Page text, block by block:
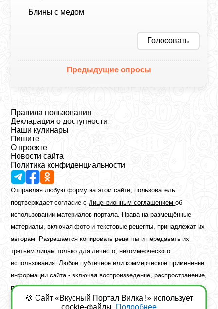
Блины с медом
Голосовать
Предыдущие опросы
Правила пользования
Декларация о доступности
Наши кулинары
Пишите
О проекте
Новости сайта
Политика конфиденциальности
Отправляя любую форму на этом сайте, пользователь
подтверждает согласие сЛицензионным соглашениемоб
использовании материалов портала. Права на размещённые
материалы, включая фото и текстовые рецепты, принадлежат их
авторам. Разрешается копировать рецепты и передавать их
третьим лицам только для личного, некоммерческого
использования. Любое публичное или коммерческое применение
информации сайта - включая воспроизведение, распространение,
публикацию или обработку - возможно лишь при наличии
предварительного письменного разрешения правообладателя.
🍪 Сайт «Вкусный Портал Вилка !» использует
cookie-файлы. Подробнее